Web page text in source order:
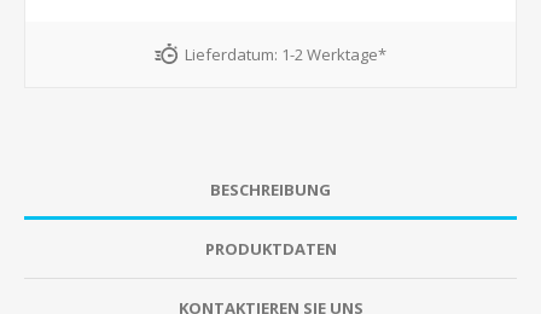
Lieferdatum: 1-2 Werktage*
BESCHREIBUNG
PRODUKTDATEN
KONTAKTIEREN SIE UNS